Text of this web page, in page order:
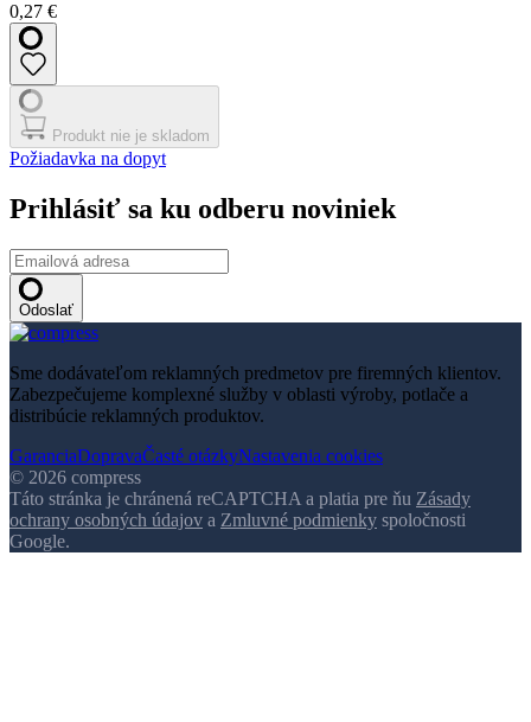
0,27 €
Produkt nie je skladom
Požiadavka na dopyt
Prihlásiť sa ku odberu noviniek
Odoslať
Sme dodávateľom reklamných predmetov pre firemných klientov.
Zabezpečujeme komplexné služby v oblasti výroby, potlače a
distribúcie reklamných produktov.
GaranciaDopravaČasté otázkyNastavenia cookies
© 2026 compress
Táto stránka je chránená reCAPTCHA a platia pre ňu Zásady
ochrany osobných údajov a Zmluvné podmienky spoločnosti
Google.